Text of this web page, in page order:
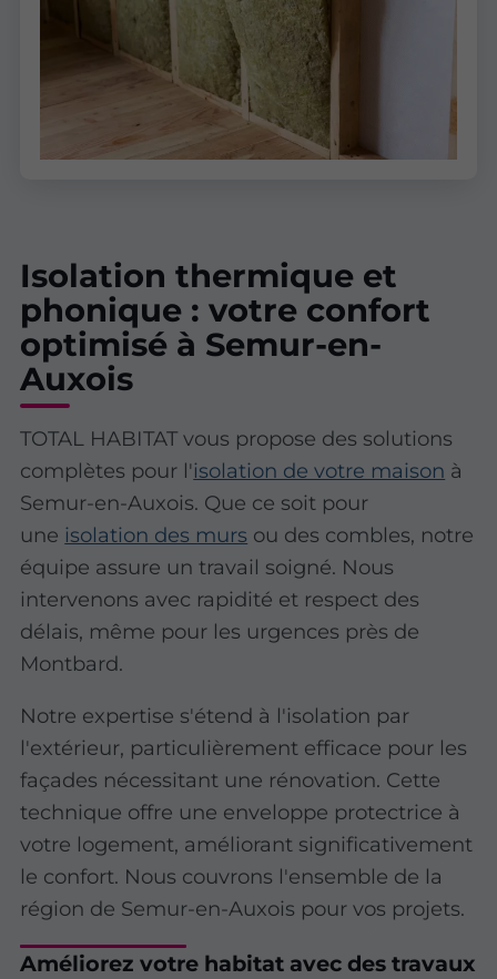
Isolation thermique et
phonique : votre confort
optimisé à Semur-en-
Auxois
TOTAL HABITAT vous propose des solutions
complètes pour l'isolation de votre maison à
Semur-en-Auxois. Que ce soit pour
une isolation des murs ou des combles, notre
équipe assure un travail soigné. Nous
intervenons avec rapidité et respect des
délais, même pour les urgences près de
Montbard.
Notre expertise s'étend à l'isolation par
l'extérieur, particulièrement efficace pour les
façades nécessitant une rénovation. Cette
technique offre une enveloppe protectrice à
votre logement, améliorant significativement
le confort. Nous couvrons l'ensemble de la
région de Semur-en-Auxois pour vos projets.
Améliorez votre habitat avec des travaux